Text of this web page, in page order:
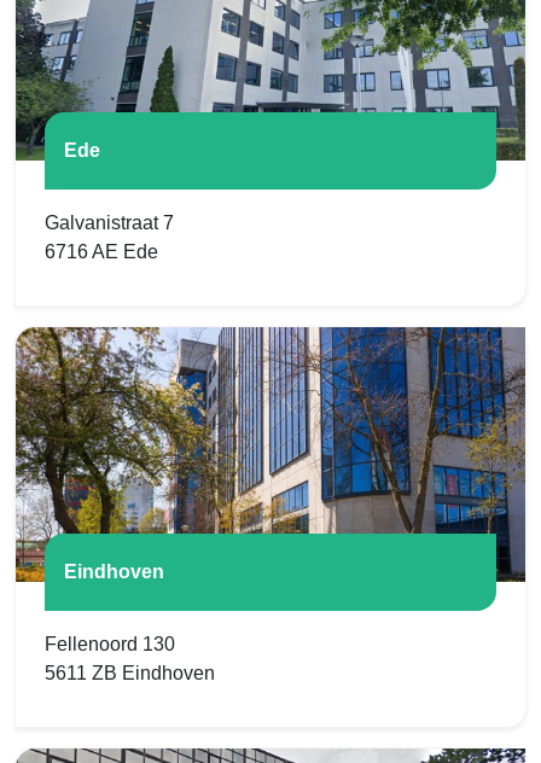
Ede
Galvanistraat 7
6716 AE Ede
Eindhoven
Fellenoord 130
5611 ZB Eindhoven